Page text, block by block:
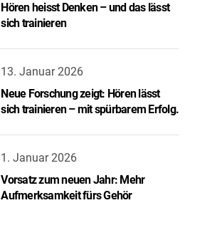
Hören heisst Denken – und das lässt
sich trainieren
13. Januar 2026
Neue Forschung zeigt: Hören lässt
sich trainieren – mit spürbarem Erfolg.
1. Januar 2026
Vorsatz zum neuen Jahr: Mehr
Aufmerksamkeit fürs Gehör